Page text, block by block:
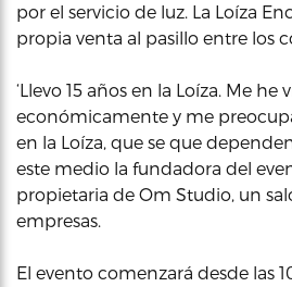
por el servicio de luz. La Loíza
propia venta al pasillo entre los
‘Llevo 15 años en la Loíza. Me he
económicamente y me
en la Loíza, que se que
este medio la fundadora del
propietaria de Om Studio, un
empresas.
El evento comenzará desde las